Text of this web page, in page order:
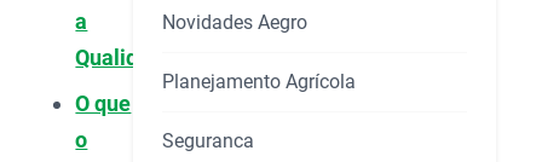
a
Qualidade?
O que
o
Novidades Aegro
Planejamento Agrícola
Seguranca